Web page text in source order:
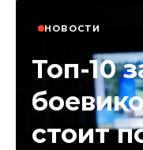
НОВОСТИ
Топ-10
стоит